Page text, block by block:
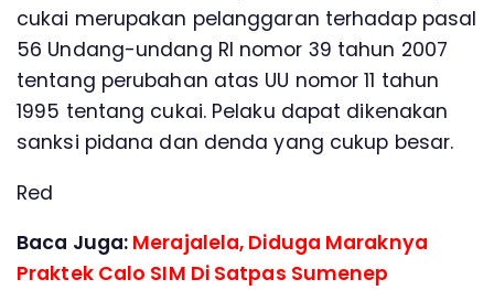
cukai merupakan pelanggaran terhadap pasal
56 Undang-undang RI nomor 39 tahun 2007
tentang perubahan atas UU nomor 11 tahun
1995 tentang cukai. Pelaku dapat dikenakan
sanksi pidana dan denda yang cukup besar.
Red
Baca Juga: Merajalela, Diduga Maraknya
Praktek Calo SIM Di Satpas Sumenep